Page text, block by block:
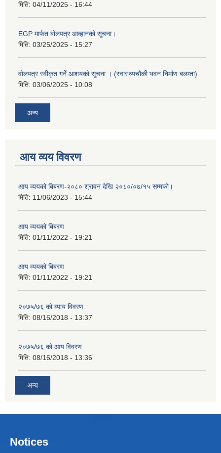
मिति: 04/11/2025 - 16:44
EGP मार्फत बोलपत्र आव्हानको सूचना।
मिति: 03/25/2025 - 15:27
वोलपत्र स्वीकृत गर्ने आशयको सूचना । (स्वास्थ्यचौकी भवन निर्माण बलम्ता)
मिति: 03/06/2025 - 10:08
अन्य
आय व्यय विवरण
आय व्ययको बिबरण-२०८० श्रावन देखि २०८०/०७/१५ सम्मको।
मिति: 11/06/2023 - 15:44
आय व्ययको बिबरण
मिति: 01/11/2022 - 19:21
आय व्ययको बिबरण
मिति: 01/11/2022 - 19:21
२०७५/७६ को ब्याय विवरण
मिति: 08/16/2018 - 13:37
२०७५/७६ को आय विवरण
मिति: 08/16/2018 - 13:36
अन्य
Notices